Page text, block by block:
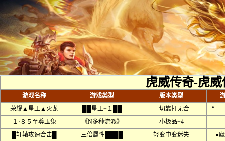
虎威传奇-虎
游戏名称 游戏类型 版本类型
荣耀▲星王▲火龙
██星王+１██ 一切靠打无合
“
１·８５至尊玉兔
《N多种流派》
小极品+4
█轩辕攻速合击█
三倍属性████ 轻变中变迷失
●